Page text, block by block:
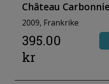
Château
2009, Frankrike
395.00
kr